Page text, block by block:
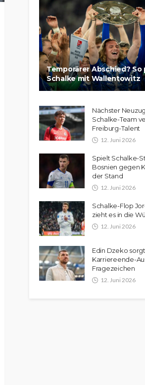
Temporärer Abschied? So
Schalke mit Wallentowitz
Nächster
Schalke-Team
Freiburg-Talent
12. Juni 2026
Spielt Schalke-
Bosnien gegen
der Stand
12. Juni 2026
Schalke-Flop
zieht es in die
12. Juni 2026
Edin Dzeko
Karriereende-
Fragezeichen
12. Juni 2026